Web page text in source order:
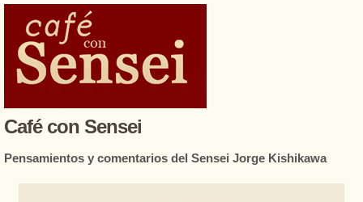
Café con Sensei
Pensamientos y comentarios del Sensei Jorge Kishikawa